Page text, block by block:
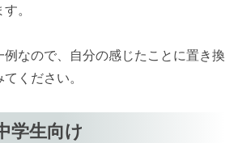
。
なので、自分の感じたことに置き換
ください。
学生向け